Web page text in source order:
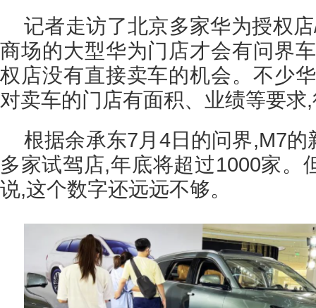
记者走访了北京多家华为授权
商场的大型华为门店才会有问界
权店没有直接卖车的机会。不少
对卖车的门店有面积、业绩等要
根据余承东7月4日的问界,M7
多家试驾店,年底将超过1000家。
说,这个数字还远远不够。